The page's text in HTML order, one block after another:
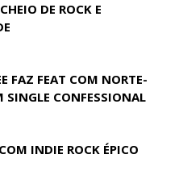
DE ROCK E
FAZ FEAT COM NORTE-
SINGLE CONFESSIONAL
INDIE ROCK ÉPICO